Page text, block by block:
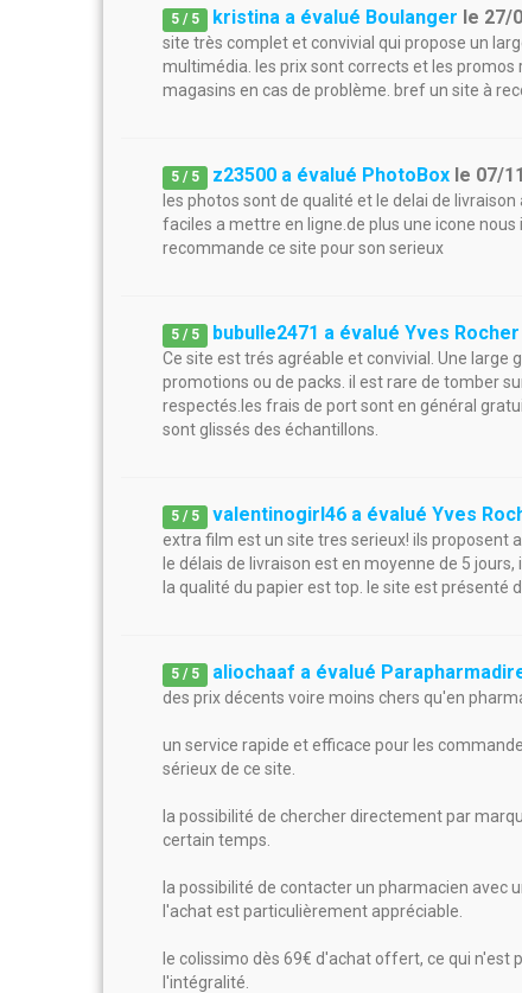
5 / 5 kristina a évalué Boulanger le 27/
site très complet et convivial qui propose un
multimédia. les prix sont corrects et les
magasins en cas de problème. bref un site à
5 / 5 z23500 a évalué PhotoBox le 07/
les photos sont de qualité et le delai de
faciles a mettre en ligne.de plus une icone
recommande ce site pour son serieux
5 / 5 bubulle2471 a évalué Yves Rocher
Ce site est trés agréable et convivial. Une
promotions ou de packs. il est rare de tomber
respectés.les frais de port sont en général
sont glissés des échantillons.
5 / 5 valentinogirl46 a évalué Yves
extra film est un site tres serieux! ils proposent
le délais de livraison est en moyenne de 5
la qualité du papier est top. le site est présenté
5 / 5 aliochaaf a évalué
des prix décents voire moins chers qu'en
un service rapide et efficace pour les
sérieux de ce site.
la possibilité de chercher directement par
certain temps.
la possibilité de contacter un pharmacien avec
l'achat est particulièrement appréciable.
le colissimo dès 69€ d'achat offert, ce qui n'est
l'intégralité.